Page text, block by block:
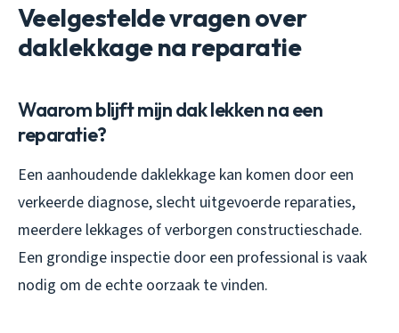
Veelgestelde vragen over
daklekkage na reparatie
Waarom blijft mijn dak lekken na een
reparatie?
Een aanhoudende daklekkage kan komen door een
verkeerde diagnose, slecht uitgevoerde reparaties,
meerdere lekkages of verborgen constructieschade.
Een grondige inspectie door een professional is vaak
nodig om de echte oorzaak te vinden.